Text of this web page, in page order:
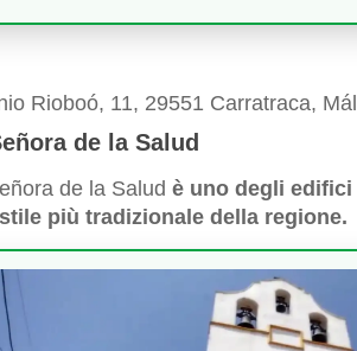
Rioboó, 11, 29551 Carratraca,
de la Salud
de la Salud è uno degli
più tradizionale della regione.